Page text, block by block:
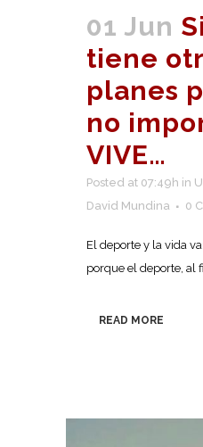
01 Jun
tiene
planes
no
VIVE…
Posted at 07:49h in
David Mundina
0
El deporte y la vida
porque el deporte, al
READ MORE